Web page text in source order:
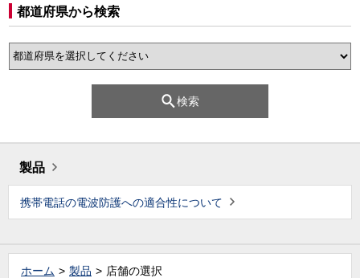
都道府県から検索
検索
製品
携帯電話の電波防護への適合性について
ホーム 製品 店舗の選択